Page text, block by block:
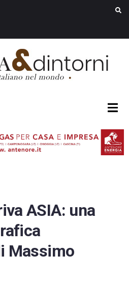
ASIA: una
Massimo